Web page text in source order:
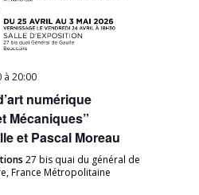
à20:00
numérique
Mécaniques”
et Pascal Moreau
27 bis quai du général de
France Métropolitaine